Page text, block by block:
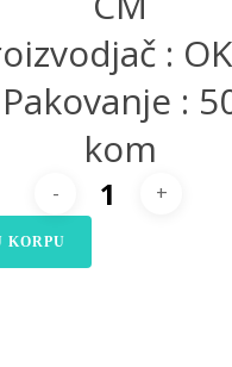
:
Pakovanje :
kom
KORPU